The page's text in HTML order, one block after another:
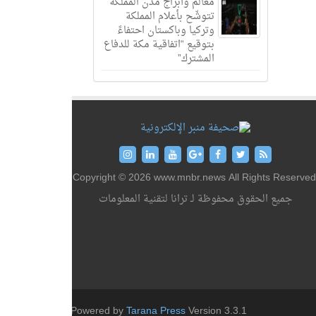
تتوشّح بأعلام المملكة
وتركيا وباكستان احتفاءً
بتوقيع “اتفاقية مكة للدفاع
المشترك”
Copyright © 2026 www.mnbr.news All Rights
جميع الحقوق محفوظة لـ ترانا لتقنية المعلومات
Powered byTarana PressVersion 3.3.1